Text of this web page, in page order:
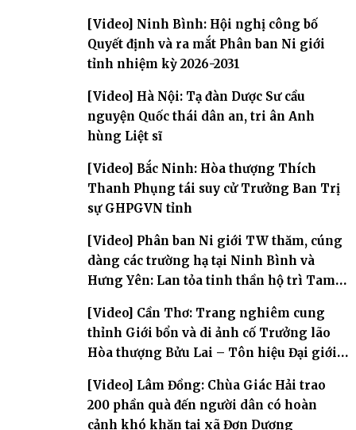
[Video] Ninh Bình: Hội nghị công bố
Quyết định và ra mắt Phân ban Ni giới
tỉnh nhiệm kỳ 2026-2031
[Video] Hà Nội: Tạ đàn Dược Sư cầu
nguyện Quốc thái dân an, tri ân Anh
hùng Liệt sĩ
[Video] Bắc Ninh: Hòa thượng Thích
Thanh Phụng tái suy cử Trưởng Ban Trị
sự GHPGVN tỉnh
[Video] Phân ban Ni giới TW thăm, cúng
dàng các trường hạ tại Ninh Bình và
Hưng Yên: Lan tỏa tinh thần hộ trì Tam
[Video] Cần Thơ: Trang nghiêm cung
thỉnh Giới bổn và di ảnh cố Trưởng lão
Hòa thượng Bửu Lai – Tôn hiệu Đại giới
[Video] Lâm Đồng: Chùa Giác Hải trao
200 phần quà đến người dân có hoàn
cảnh khó khăn tại xã Đơn Dương